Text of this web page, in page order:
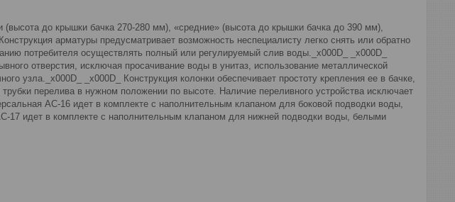
(высота до крышки бачка 270-280 мм), «средние» (высота до крышки бачка до 390 мм),
арматуры предусматривает возможность неспециалисту легко снять или обратно
потребителя осуществлять полный или регулируемый слив воды._x000D_ _x000D_
отверстия, исключая просачивание воды в унитаз, использование металлической
узла._x000D_ _x000D_ Конструкция колонки обеспечивает простоту крепления ее в бачке,
перелива в нужном положении по высоте. Наличие переливного устройства исключает
АС-16 идет в комплекте с наполнительным клапаном для боковой подводки воды,
17 идет в комплекте с наполнительным клапаном для нижней подводки воды, белыми